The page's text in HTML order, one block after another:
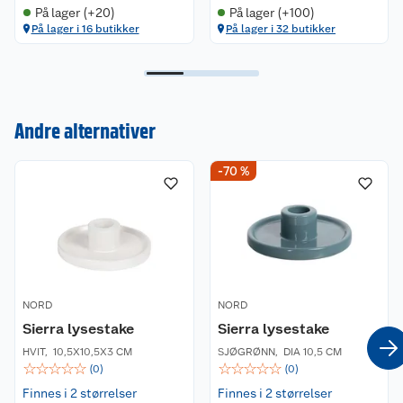
På lager (+20)
På lager i 16 butikker
På lager (+100)
På lager i 32 butikker
Andre alternativer
NORD
Sierra lysestake
HVIT, 10,5X10,5X3 CM
☆☆☆☆☆ (0)
Finnes i 2 størrelser
-70 %
NORD
Sierra lysestake
SJØGRØNN, DIA 10,5 CM
☆☆☆☆☆ (0)
Finnes i 2 størrelser
Nyheter
Våre butikker
Coop kjeder
Kundeservice
Angre- og returrett
Reklamasjon og garanti
Betalingsalternativer